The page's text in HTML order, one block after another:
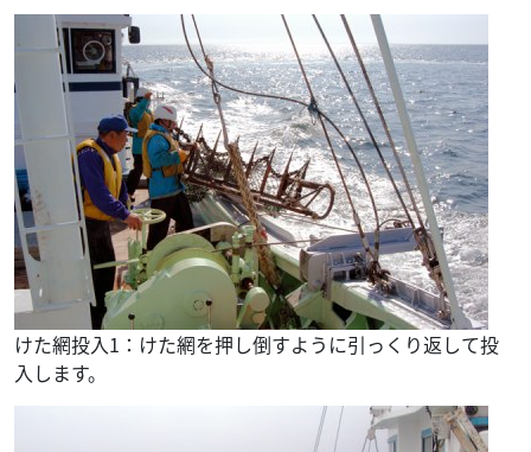
けた網投入1：けた網を押し倒すように引っくり返して投
入します。